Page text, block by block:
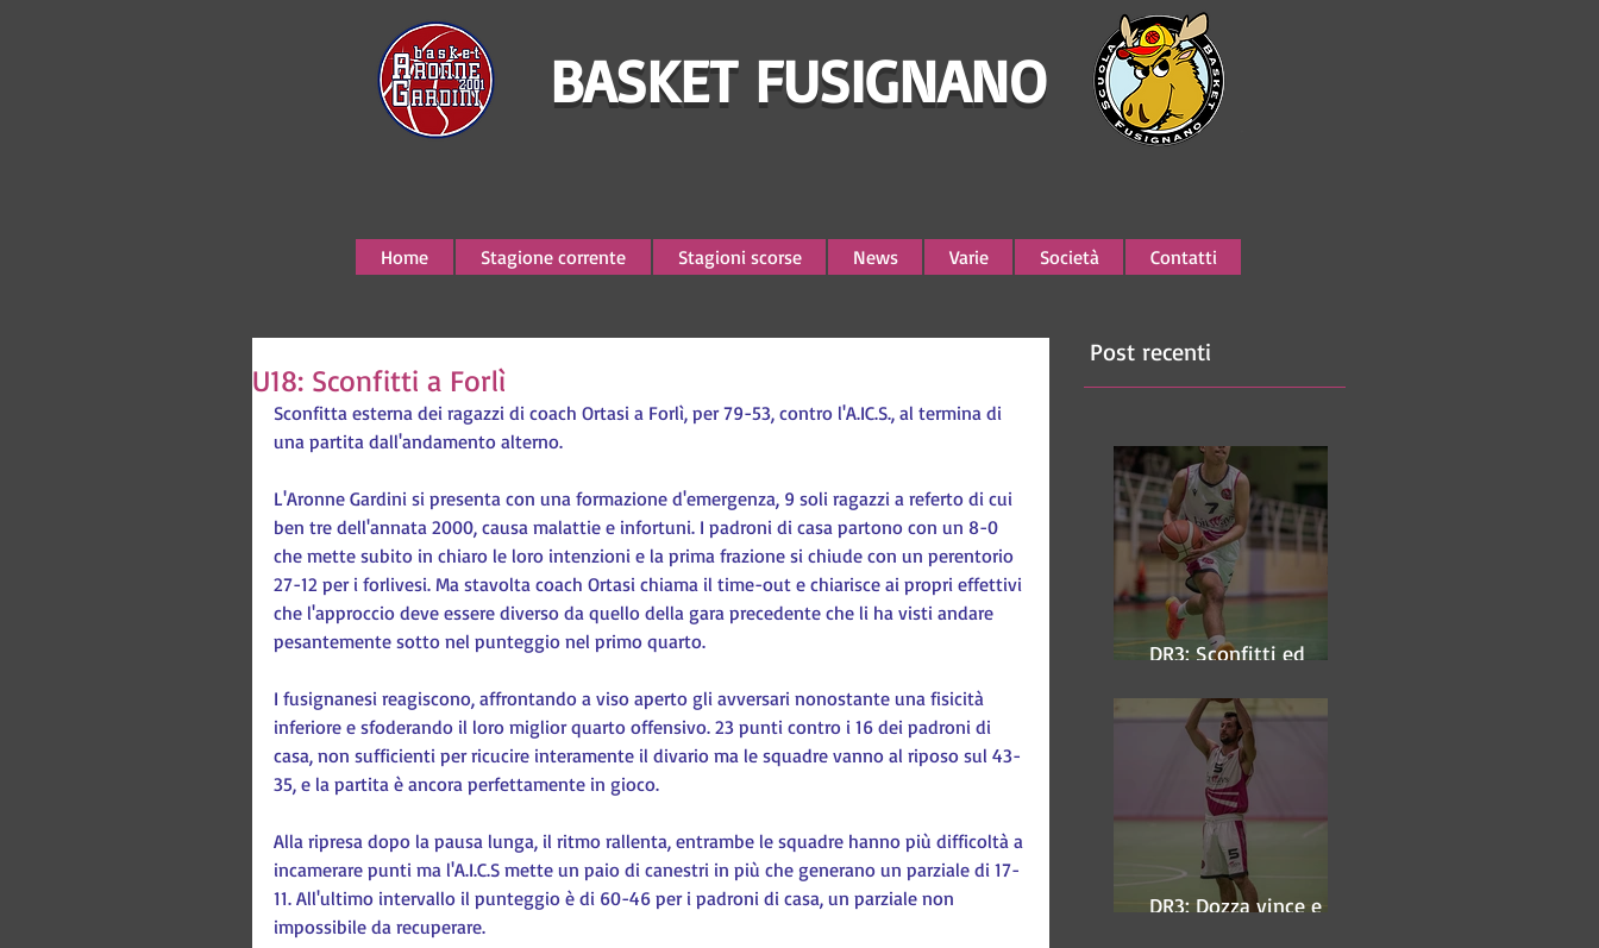
BASKET FUSIGNANO
Home Stagione corrente Stagioni scorse News Varie Società Contatti
U18: Sconfitti a Forlì
Sconfitta esterna dei ragazzi di coach Ortasi a Forlì, per 79-53, contro l'A.IC.S., al termina di
una partita dall'andamento alterno.
L'Aronne Gardini si presenta con una formazione d'emergenza, 9 soli ragazzi a referto di cui
ben tre dell'annata 2000, causa malattie e infortuni. I padroni di casa partono con un 8-0
che mette subito in chiaro le loro intenzioni e la prima frazione si chiude con un perentorio
27-12 per i forlivesi. Ma stavolta coach Ortasi chiama il time-out e chiarisce ai propri effettivi
che l'approccio deve essere diverso da quello della gara precedente che li ha visti andare
pesantemente sotto nel punteggio nel primo quarto.
I fusignanesi reagiscono, affrontando a viso aperto gli avversari nonostante una fisicità
inferiore e sfoderando il loro miglior quarto offensivo. 23 punti contro i 16 dei padroni di
casa, non sufficienti per ricucire interamente il divario ma le squadre vanno al riposo sul 43-
35, e la partita è ancora perfettamente in gioco.
Alla ripresa dopo la pausa lunga, il ritmo rallenta, entrambe le squadre hanno più difficoltà a
incamerare punti ma l'A.I.C.S mette un paio di canestri in più che generano un parziale di 17-
11. All'ultimo intervallo il punteggio è di 60-46 per i padroni di casa, un parziale non
impossibile da recuperare.
Post recenti
DR3: Sconfitti ed
DR3: Dozza vince e